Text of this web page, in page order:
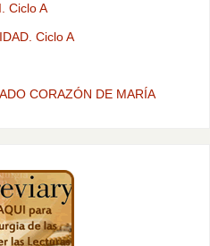
Ciclo A
Ciclo A
CORAZÓN DE MARÍA